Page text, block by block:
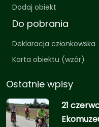
Dodaj obiekt
Do pobrania
Deklaracja członkowska
Karta obiektu (wzór)
Ostatnie wpisy
21